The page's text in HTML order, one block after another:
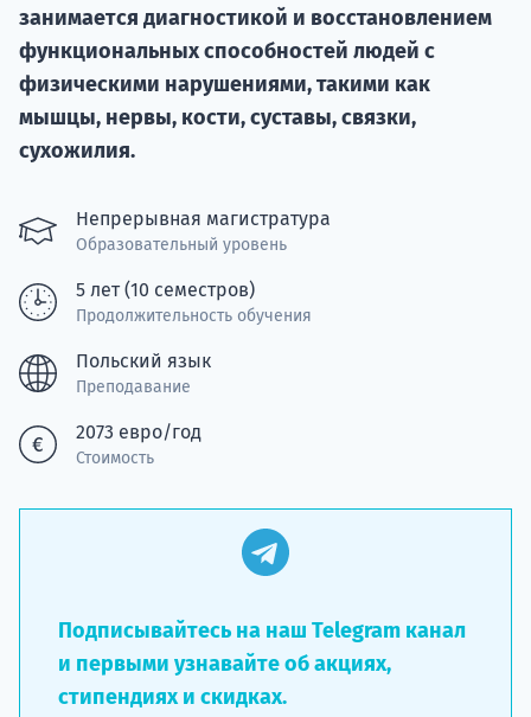
занимается диагностикой и восстановлением
функциональных способностей людей с
физическими нарушениями, такими как
мышцы, нервы, кости, суставы, связки,
сухожилия.
Непрерывная магистратура
Образовательный уровень
5 лет (10 семестров)
Продолжительность обучения
Польский язык
Преподавание
2073 евро/год
Стоимость
Подписывайтесь на наш Telegram канал
и первыми узнавайте об акциях,
стипендиях и скидках.